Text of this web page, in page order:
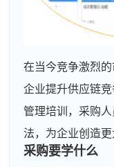
在当今竞争激烈
企业提升供应链
管理培训，采购
法，为企业创造更
采购要学什么